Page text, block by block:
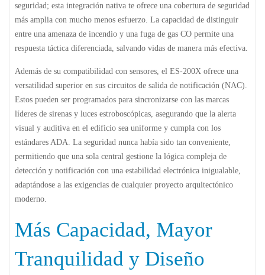
seguridad; esta integración nativa te ofrece una cobertura de seguridad
más amplia con mucho menos esfuerzo. La capacidad de distinguir
entre una amenaza de incendio y una fuga de gas CO permite una
respuesta táctica diferenciada, salvando vidas de manera más efectiva.
Además de su compatibilidad con sensores, el ES-200X ofrece una
versatilidad superior en sus circuitos de salida de notificación (NAC).
Estos pueden ser programados para sincronizarse con las marcas
líderes de sirenas y luces estroboscópicas, asegurando que la alerta
visual y auditiva en el edificio sea uniforme y cumpla con los
estándares ADA. La seguridad nunca había sido tan conveniente,
permitiendo que una sola central gestione la lógica compleja de
detección y notificación con una estabilidad electrónica inigualable,
adaptándose a las exigencias de cualquier proyecto arquitectónico
moderno.
Más Capacidad, Mayor
Tranquilidad y Diseño